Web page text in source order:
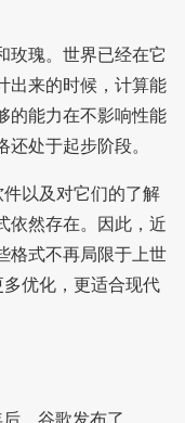
玫瑰。世界已经在它
出来的时候，计算能
的能力在不影响性能
处于起步阶段。
以及对它们的了解
依然存在。因此，近
格式不再局限于上世
优化，更适合现代